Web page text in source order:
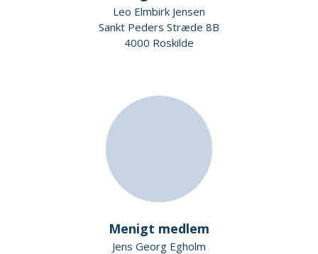
Leo Elmbirk Jensen
Sankt Peders Stræde 8B
4000 Roskilde
Menigt medlem
Jens Georg Egholm